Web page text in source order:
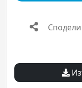
Сподели